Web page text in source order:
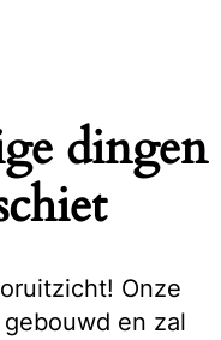
dingen
Onze
en zal